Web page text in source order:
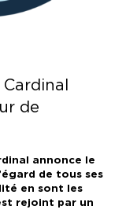
de
annonce le
de tous ses
en sont les
rejoint par un